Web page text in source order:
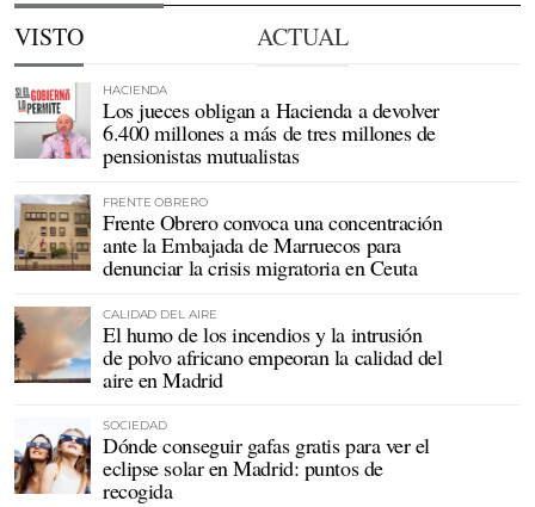
VISTO ACTUAL
HACIENDA
Los jueces obligan a Hacienda a devolver
6.400 millones a más de tres millones de
pensionistas mutualistas
FRENTE OBRERO
Frente Obrero convoca una concentración
ante la Embajada de Marruecos para
denunciar la crisis migratoria en Ceuta
CALIDAD DEL AIRE
El humo de los incendios y la intrusión
de polvo africano empeoran la calidad del
aire en Madrid
SOCIEDAD
Dónde conseguir gafas gratis para ver el
eclipse solar en Madrid: puntos de
recogida